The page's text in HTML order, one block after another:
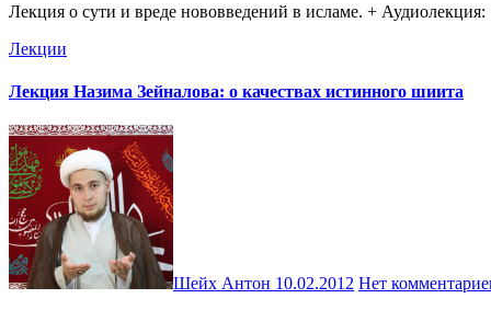
Лекция о сути и вреде нововведений в исламе. + Аудиолекция:
Лекции
Лекция Назима Зейналова: о качествах истинного шиита
Шейх Антон 10.02.2012 Нет